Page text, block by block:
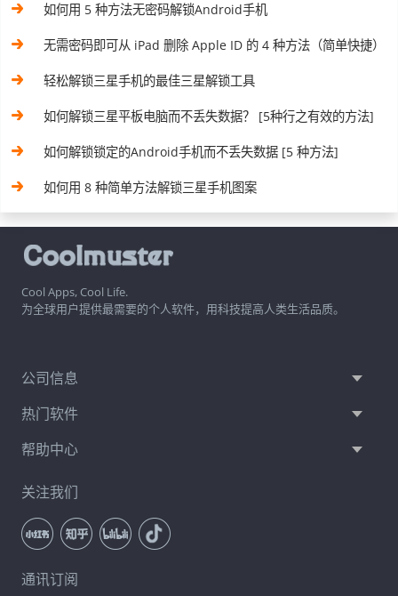
如何用 5 种方法无密码解锁Android手机
无需密码即可从 iPad 删除 Apple ID 的 4 种方法（简单快捷）
轻松解锁三星手机的最佳三星解锁工具
如何解锁三星平板电脑而不丢失数据？ [5种行之有效的方法]
如何解锁锁定的Android手机而不丢失数据 [5 种方法]
如何用 8 种简单方法解锁三星手机图案
Cool Apps, Cool Life.
为全球用户提供最需要的个人软件，用科技提高人类生活品质。
公司信息
热门软件
帮助中心
关注我们
通讯订阅